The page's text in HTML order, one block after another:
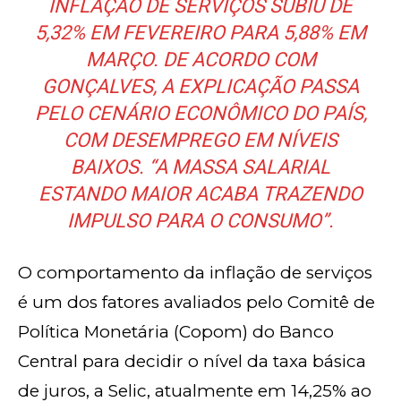
INFLAÇÃO DE SERVIÇOS SUBIU DE
5,32% EM FEVEREIRO PARA 5,88% EM
MARÇO. DE ACORDO COM
GONÇALVES, A EXPLICAÇÃO PASSA
PELO CENÁRIO ECONÔMICO DO PAÍS,
COM DESEMPREGO EM NÍVEIS
BAIXOS. “A MASSA SALARIAL
ESTANDO MAIOR ACABA TRAZENDO
IMPULSO PARA O CONSUMO”.
O comportamento da inflação de serviços
é um dos fatores avaliados pelo Comitê de
Política Monetária (Copom) do Banco
Central para decidir o nível da taxa básica
de juros, a Selic, atualmente em 14,25% ao